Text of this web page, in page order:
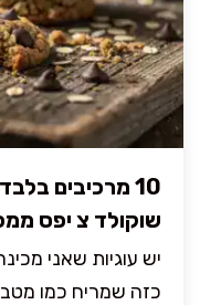
10 מרכיבים
שוקולד צ יפס
יש עוגיות שאני
כזה שמריח כמו